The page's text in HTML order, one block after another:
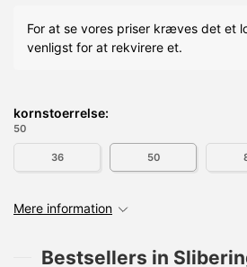
For at se vores priser kræves det et
venligst for at rekvirere et.
kornstoerrelse:
50
36 50
Mere information
Bestsellers in